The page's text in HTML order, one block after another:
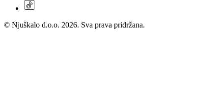
© Njuškalo d.o.o. 2026. Sva prava pridržana.